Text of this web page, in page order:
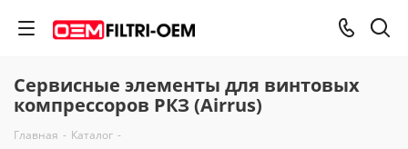
Сервисные элементы для винтовых
компрессоров РКЗ (Airrus)
Главная - Каталог -